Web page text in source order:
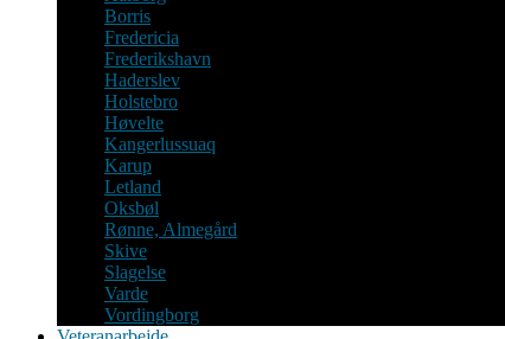
Borris
Fredericia
Frederikshavn
Haderslev
Holstebro
Høvelte
Kangerlussuaq
Karup
Letland
Oksbøl
Rønne, Almegård
Skive
Slagelse
Varde
Vordingborg